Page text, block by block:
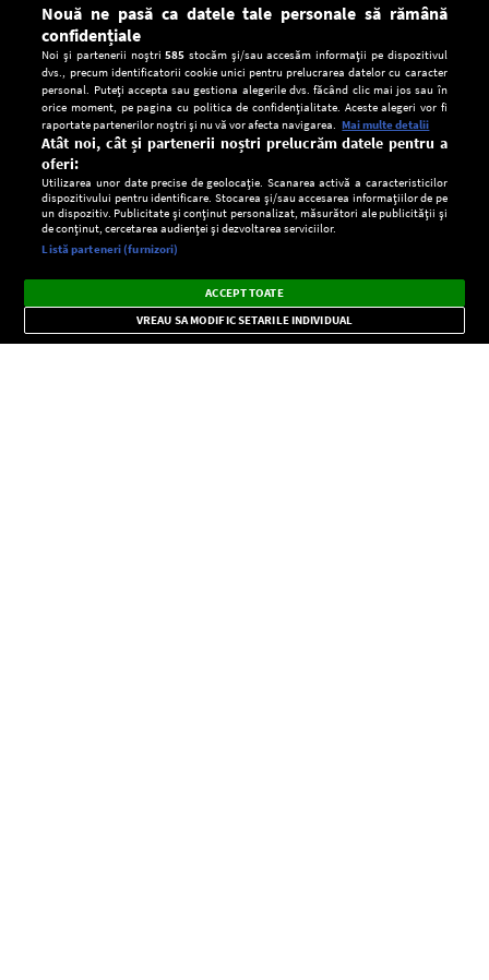
CONFIDENŢIALITATE
Setări:
Dark
Mode
Radio live, podcasturi, știri și alerte
importante.
×
Nouă ne pasă ca datele tale personale să rămână
confidențiale
Noi și partenerii noștri585 stocăm și/sau accesăm informații pe dispozitivul
dvs., precum identificatorii cookie unici pentru prelucrarea datelor cu caracter
personal. Puteți accepta sau gestiona alegerile dvs. făcând clic mai jos sau în
orice moment, pe pagina cu politica de confidențialitate. Aceste alegeri vor fi
raportate partenerilor noștri și nu vă vor afecta navigarea. Mai multe detalii
Atât noi, cât și partenerii noștri prelucrăm datele pentru a
oferi:
Utilizarea unor date precise de geolocație. Scanarea activă a caracteristicilor
dispozitivului pentru identificare. Stocarea și/sau accesarea informațiilor de pe
un dispozitiv. Publicitate și conținut personalizat, măsurători ale publicității și
de conținut, cercetarea audienței și dezvoltarea serviciilor.
Listă parteneri (furnizori)
ACCEPT TOATE
VREAU SA MODIFIC SETARILE INDIVIDUAL